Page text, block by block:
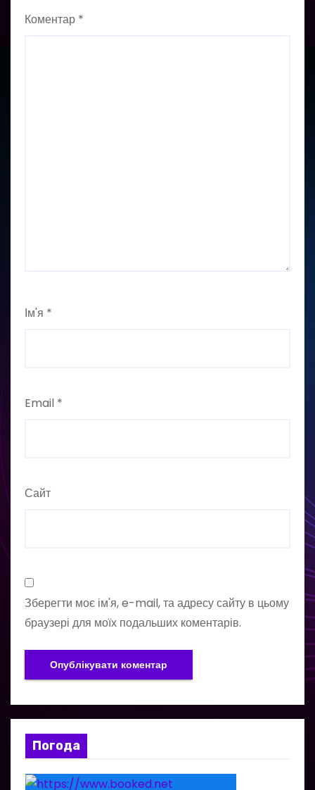
Коментар *
Ім'я *
Email *
Сайт
Зберегти моє ім'я, e-mail, та адресу сайту в цьому
браузері для моїх подальших коментарів.
Погода